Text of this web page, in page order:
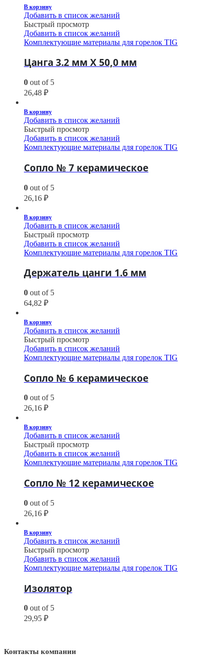
В корзину
Добавить в список желаний
Быстрый просмотр
Добавить в список желаний
Комплектующие материалы для горелок TIG
Цанга 3.2 мм Х 50,0 мм
0 out of 5
26,48 ₽
В корзину
Добавить в список желаний
Быстрый просмотр
Добавить в список желаний
Комплектующие материалы для горелок TIG
Сопло № 7 керамическое
0 out of 5
26,16 ₽
В корзину
Добавить в список желаний
Быстрый просмотр
Добавить в список желаний
Комплектующие материалы для горелок TIG
Держатель цанги 1.6 мм
0 out of 5
64,82 ₽
В корзину
Добавить в список желаний
Быстрый просмотр
Добавить в список желаний
Комплектующие материалы для горелок TIG
Сопло № 6 керамическое
0 out of 5
26,16 ₽
В корзину
Добавить в список желаний
Быстрый просмотр
Добавить в список желаний
Комплектующие материалы для горелок TIG
Сопло № 12 керамическое
0 out of 5
26,16 ₽
В корзину
Добавить в список желаний
Быстрый просмотр
Добавить в список желаний
Комплектующие материалы для горелок TIG
Изолятор
0 out of 5
29,95 ₽
Контакты компании